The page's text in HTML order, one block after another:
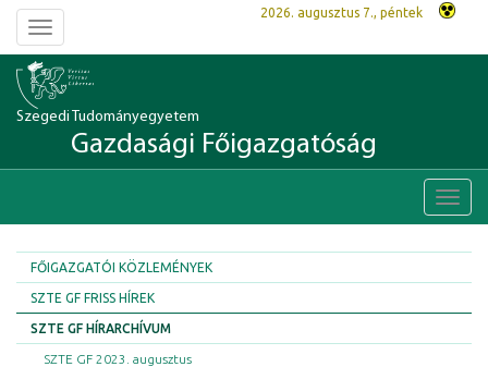
Toggle
navigation
2026. augusztus 7., péntek
Szegedi Tudományegyetem
Gazdasági Főigazgatóság
FŐIGAZGATÓI KÖZLEMÉNYEK
SZTE GF FRISS HÍREK
SZTE GF HÍRARCHÍVUM
SZTE GF 2023. augusztus